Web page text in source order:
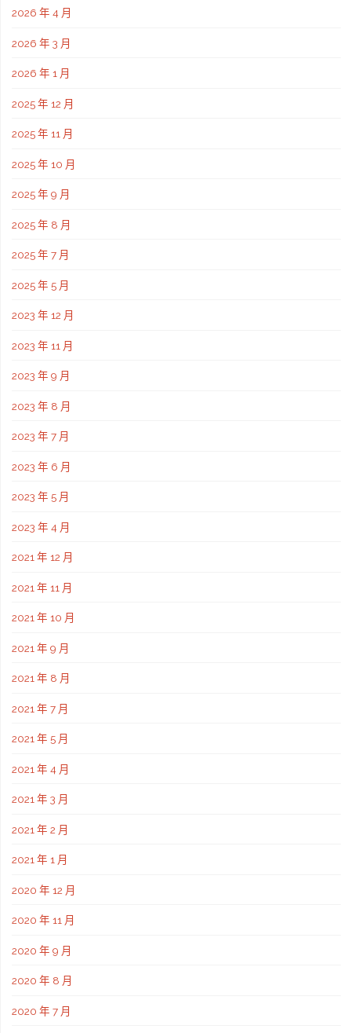
2026 年 4 月
2026 年 3 月
2026 年 1 月
2025 年 12 月
2025 年 11 月
2025 年 10 月
2025 年 9 月
2025 年 8 月
2025 年 7 月
2025 年 5 月
2023 年 12 月
2023 年 11 月
2023 年 9 月
2023 年 8 月
2023 年 7 月
2023 年 6 月
2023 年 5 月
2023 年 4 月
2021 年 12 月
2021 年 11 月
2021 年 10 月
2021 年 9 月
2021 年 8 月
2021 年 7 月
2021 年 5 月
2021 年 4 月
2021 年 3 月
2021 年 2 月
2021 年 1 月
2020 年 12 月
2020 年 11 月
2020 年 9 月
2020 年 8 月
2020 年 7 月